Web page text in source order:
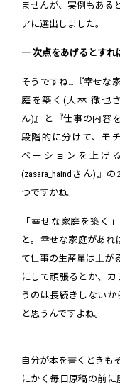
ませんが、実例もある
アに選出しました。
― 次点をあげるとすれ
そうですね…『幸せな家
庭を築く(大林 徹也さ
ん)』と『仕事の内容を
段階的に分けて、モチ
ベーションを上げる
(zasara_haindさん)』の2
つですかね。
「幸せな家庭を築く
と。幸せな家庭があ
て仕事の生産量は上が
にして頑張るとか、
うのは長続きしない
と思うんですよね。
自分が本を書くときも
にかく毎日原稿の前